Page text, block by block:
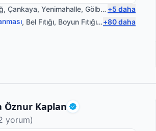
menisküs kopmaları oldu başarılı bir
yürüme ve denge kaybı sorunlarım
hocamla birlikte fizyoterapi
ederim HOCAM İYİKİ
için en güzel şey hastasının
, Çankaya, Yenimahalle, Gölbaşı )
+5 daha
, Bel Fıtığı, Boyun Fıtığı,Omuz Bağ
+80daha
Öznur Kaplan Doğrulanmış
yorum)